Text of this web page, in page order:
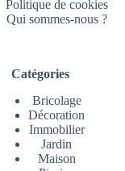
Politique de cookies
Qui sommes-nous ?
Catégories
Bricolage
Décoration
Immobilier
Jardin
Maison